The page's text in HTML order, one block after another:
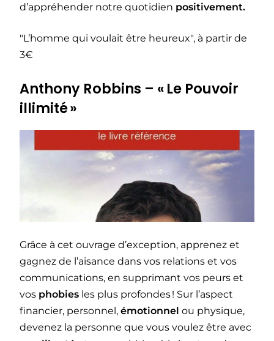
d’appréhender notre quotidien positivement.
"L’homme qui voulait être heureux", à partir de
3€
Anthony Robbins – « Le Pouvoir
illimité »
Grâce à cet ouvrage d’exception, apprenez et
gagnez de l’aisance dans vos relations et vos
communications, en supprimant vos peurs et
vos phobies les plus profondes ! Sur l’aspect
financier, personnel, émotionnel ou physique,
devenez la personne que vous voulez être avec